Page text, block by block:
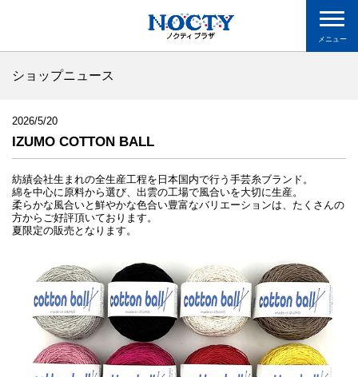
メニュー
ショップニュース
2026/5/20
IZUMO COTTON BALL
紡績会社生まれの全生産工程を日本国内で行う手芸糸ブランド。
綿を中心に原料から選び、出雲の工場で風合いを大切に生産。
柔らかな風合いと鮮やかな色合い豊富なバリエーションは、たくさんの
方からご好評頂いております。
夏限定の販売となります。